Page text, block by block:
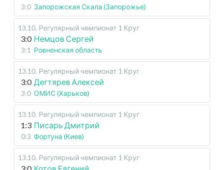
3:0 Запорожская Скала (Запорожье)
13.10. Регулярный чемпионат 1 Круг
3:0 Немцов Сергей
3:1 Ровненская область
13.10. Регулярный чемпионат 1 Круг
3:0 Дегтярев Алексей
3:0 ОМИС (Харьков)
13.10. Регулярный чемпионат 1 Круг
1:3 Писарь Дмитрий
0:3 Фортуна (Киев)
13.10. Регулярный чемпионат 1 Круг